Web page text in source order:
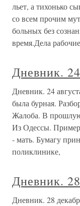
льет, а тихонько
со всем прочим
больных без
время.Дела
Дневник.
Дневник. 24
была бурная.
Жалоба. В
Из Одессы.
- мать. Бумагу
поликлинике,
Дневник.
Дневник. 28